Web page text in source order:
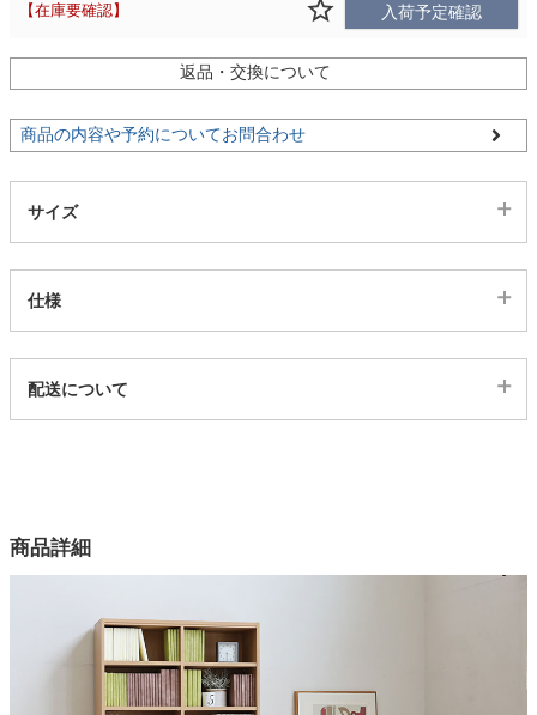
収納用品
キッチン用品
家電・照明器具
在庫要確認 入荷予定確認
返品・交換について
商品の内容や予約についてお問合わせ
サイズ
仕様
196531
3色
プリント紙化粧繊維板
天板耐荷重
配送について
商品詳細